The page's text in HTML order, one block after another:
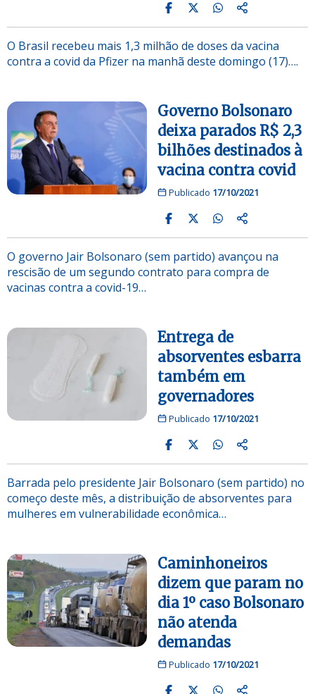
O Brasil recebeu mais 1,3 milhão de doses da vacina
contra a covid da Pfizer na manhã deste domingo (17)….
Governo Bolsonaro
deixa parados R$ 2,3
bilhões destinados à
vacina contra covid
Publicado 17/10/2021
O governo Jair Bolsonaro (sem partido) avançou na
rescisão de um segundo contrato para compra de
vacinas contra a covid-19…
Entrega de
absorventes esbarra
também em
governadores
Publicado 17/10/2021
Barrada pelo presidente Jair Bolsonaro (sem partido) no
começo deste mês, a distribuição de absorventes para
mulheres em vulnerabilidade econômica…
Caminhoneiros
dizem que param no
dia 1º caso Bolsonaro
não atenda
demandas
Publicado 17/10/2021